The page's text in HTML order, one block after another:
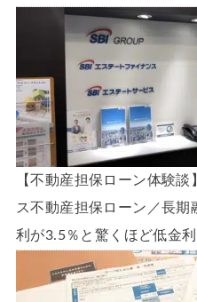
【不動産担保ローン体験
ス不動産担保ローン／長
利が3.5％と驚くほど低金利